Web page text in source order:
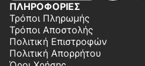
ΠΛΗΡΟΦΟΡΙΕΣ
Τρόποι Πληρωμής
Τρόποι Αποστολής
Πολιτική Επιστροφών
Πολιτική Απορρήτου